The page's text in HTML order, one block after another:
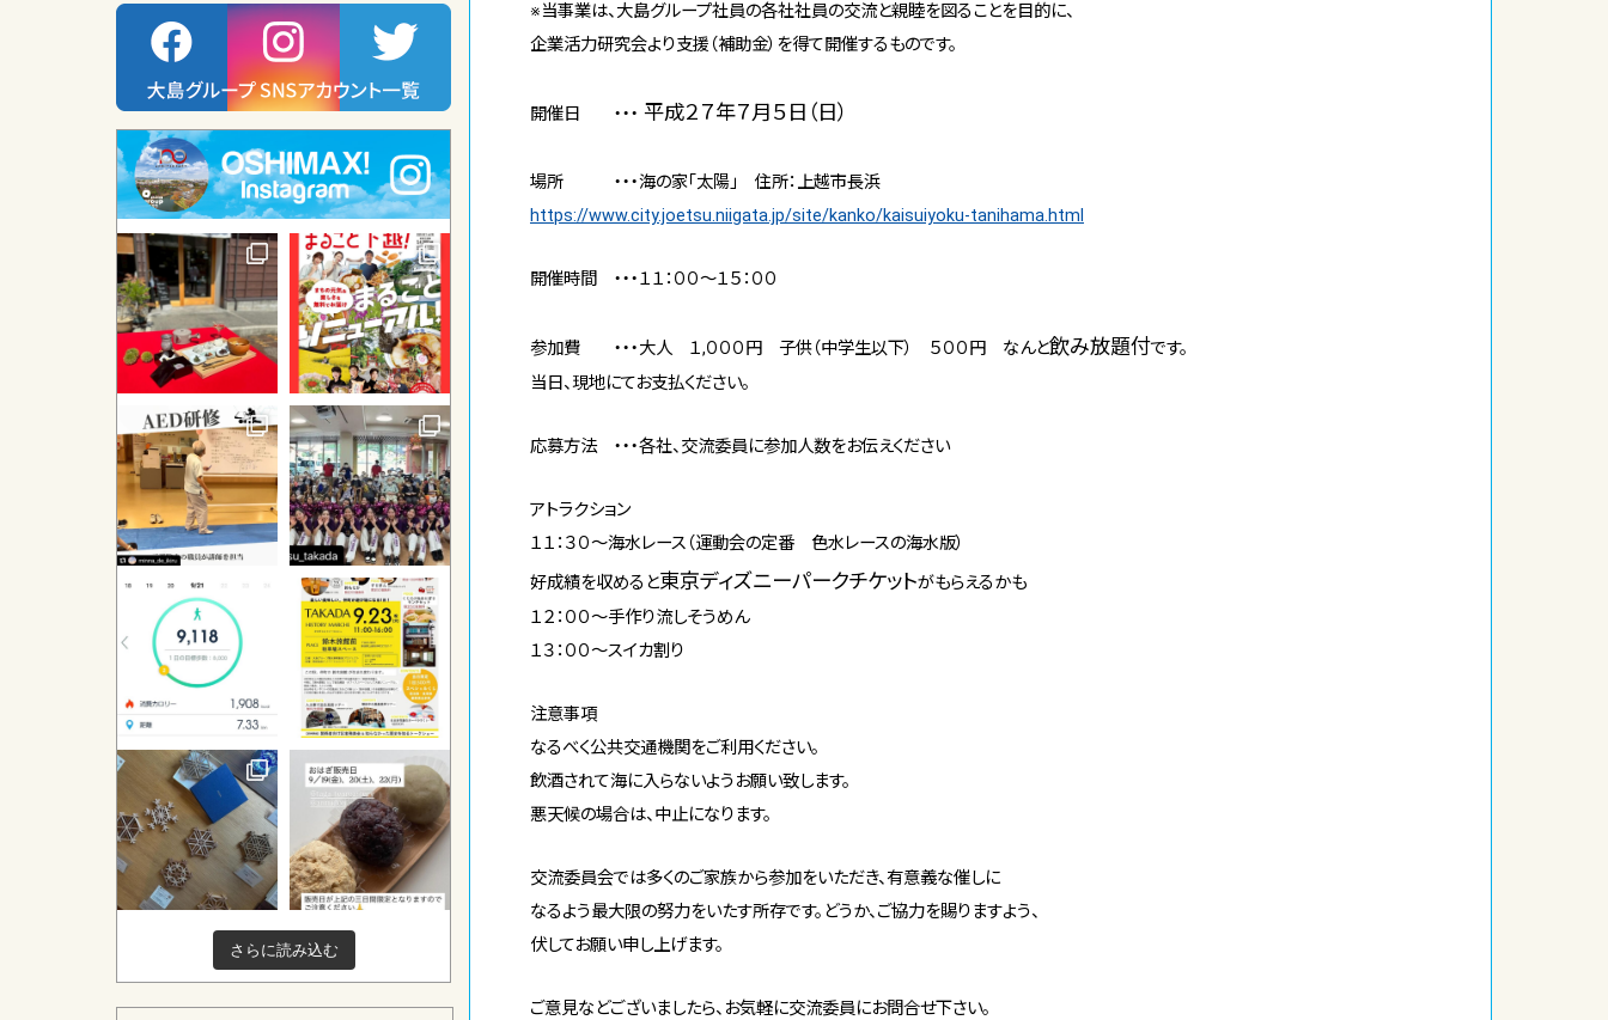
さらに読み込む
※当事業は、大島グループ社員の各社社員の交流と親睦を図ることを目的に、
企業活力研究会より支援（補助金）を得て開催するものです。
開催日 ・・・ 平成２７年７月５日（日）
場所 ・・・海の家「太陽」 住所：上越市長浜
https://www.city.joetsu.niigata.jp/site/kanko/kaisuiyoku-tanihama.html
開催時間 ・・・１１：００～１５：００
参加費 ・・・大人 １,０００円 子供（中学生以下） ５００円 なんと飲み放題付です。
当日、現地にてお支払ください。
応募方法 ・・・各社、交流委員に参加人数をお伝えください
アトラクション
１１：３０～海水レース（運動会の定番 色水レースの海水版）
好成績を収めると東京ディズニーパークチケットがもらえるかも
１２：００～手作り流しそうめん
１３：００～スイカ割り
注意事項
なるべく公共交通機関をご利用ください。
飲酒されて海に入らないようお願い致します。
悪天候の場合は、中止になります。
交流委員会では多くのご家族から参加をいただき、有意義な催しに
なるよう最大限の努力をいたす所存です。どうか、ご協力を賜りますよう、
伏してお願い申し上げます。
ご意見などございましたら、お気軽に交流委員にお問合せ下さい。